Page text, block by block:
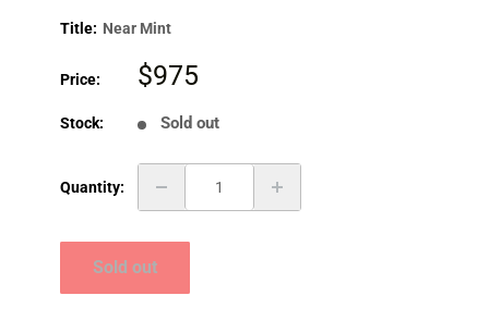
Title: Near Mint
Price:
Sale
$975
Stock: Sold out
Quantity:
Sold out